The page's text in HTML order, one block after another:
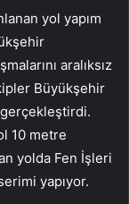
yol yapım
aralıksız
Büyükşehir
10 metre
yolda Fen İşleri
yapıyor.